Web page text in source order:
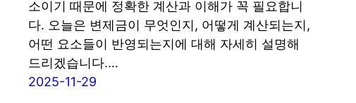
소이기 때문에 정확한 계산과 이해가 꼭 필요합니
다. 오늘은 변제금이 무엇인지, 어떻게 계산되는지,
어떤 요소들이 반영되는지에 대해 자세히 설명해
드리겠습니다.…
2025-11-29